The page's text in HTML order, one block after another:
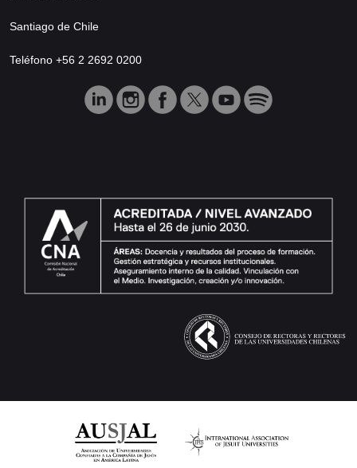
Santiago de Chile
Teléfono +56 2 2692 0200